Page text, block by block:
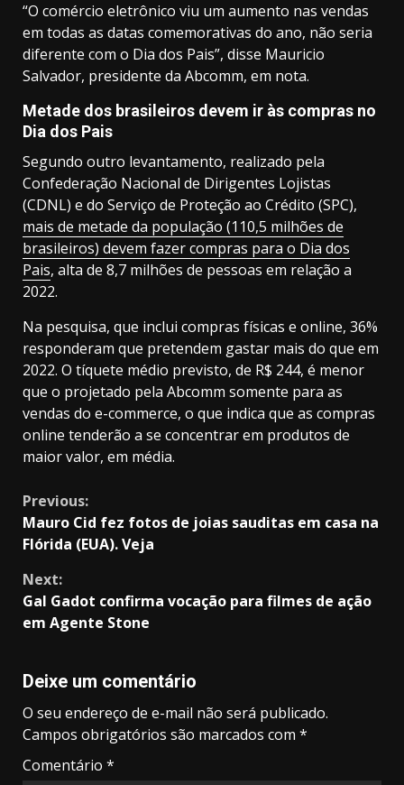
“O comércio eletrônico viu um aumento nas vendas
em todas as datas comemorativas do ano, não seria
diferente com o Dia dos Pais”, disse Mauricio
Salvador, presidente da Abcomm, em nota.
Metade dos brasileiros devem ir às compras no
Dia dos Pais
Segundo outro levantamento, realizado pela
Confederação Nacional de Dirigentes Lojistas
(CDNL) e do Serviço de Proteção ao Crédito (SPC),
mais de metade da população (110,5 milhões de
brasileiros) devem fazer compras para o Dia dos
Pais, alta de 8,7 milhões de pessoas em relação a
2022.
Na pesquisa, que inclui compras físicas e online, 36%
responderam que pretendem gastar mais do que em
2022. O tíquete médio previsto, de R$ 244, é menor
que o projetado pela Abcomm somente para as
vendas do e-commerce, o que indica que as compras
online tenderão a se concentrar em produtos de
maior valor, em média.
Continue
Reading
Previous:
Mauro Cid fez fotos de joias sauditas em casa na
Flórida (EUA). Veja
Next:
Gal Gadot confirma vocação para filmes de ação
em Agente Stone
Deixe um comentário
O seu endereço de e-mail não será publicado.
Campos obrigatórios são marcados com *
Comentário *